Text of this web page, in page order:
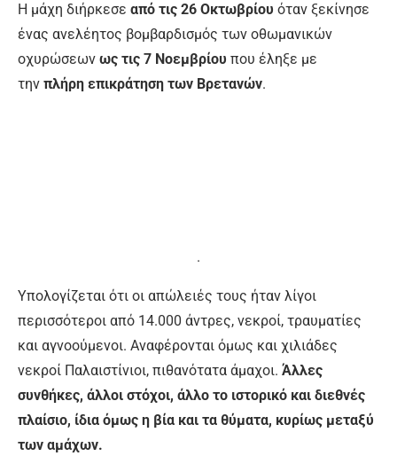
Η μάχη διήρκεσε από τις 26 Οκτωβρίου όταν ξεκίνησε
ένας ανελέητος βομβαρδισμός των οθωμανικών
οχυρώσεων ως τις 7 Νοεμβρίου που έληξε με
την πλήρη επικράτηση των Βρετανών.
.
Υπολογίζεται ότι οι απώλειές τους ήταν λίγοι
περισσότεροι από 14.000 άντρες, νεκροί, τραυματίες
και αγνοούμενοι. Αναφέρονται όμως και χιλιάδες
νεκροί Παλαιστίνιοι, πιθανότατα άμαχοι. Άλλες
συνθήκες, άλλοι στόχοι, άλλο το ιστορικό και διεθνές
πλαίσιο, ίδια όμως η βία και τα θύματα, κυρίως μεταξύ
των αμάχων.